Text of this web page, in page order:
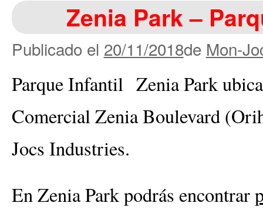
Zenia Park –
Publicado el 20/11/2018de Mon-
Parque Infantil Zenia Park
Comercial Zenia Boulevard
Jocs Industries.
En Zenia Park podrás encontrar